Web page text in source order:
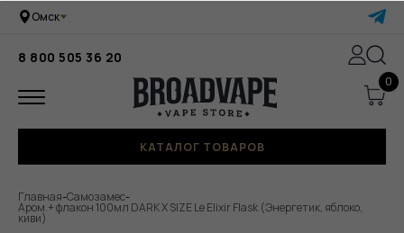
Омск
8 800 505 36 20
0
КАТАЛОГ ТОВАРОВ
Главная-Самозамес-
Аром.+ флакон 100мл DARK X SIZE Le Elixir Flask (Энергетик, яблоко,
киви)